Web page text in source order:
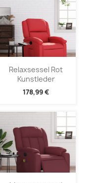
Relaxsessel Rot
Kunstleder
178,99 €